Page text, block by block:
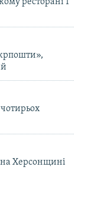
ресторані 1
Херсонщині